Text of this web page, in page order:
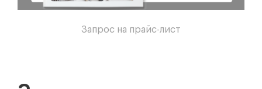
Запрос на прайс-лист